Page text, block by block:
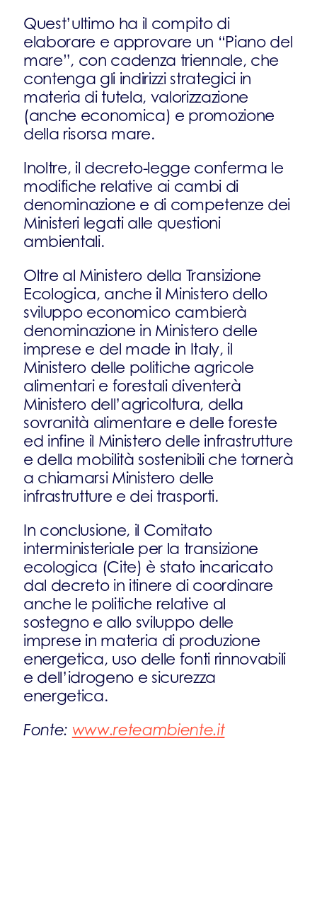
Quest’ultimo ha il compito di
elaborare e approvare un “Piano del
mare”, con cadenza triennale, che
contenga gli indirizzi strategici in
materia di tutela, valorizzazione
(anche economica) e promozione
della risorsa mare.
Inoltre, il decreto-legge conferma le
modifiche relative ai cambi di
denominazione e di competenze dei
Ministeri legati alle questioni
ambientali.
Oltre al Ministero della Transizione
Ecologica, anche il Ministero dello
sviluppo economico cambierà
denominazione in Ministero delle
imprese e del made in Italy, il
Ministero delle politiche agricole
alimentari e forestali diventerà
Ministero dell’agricoltura, della
sovranità alimentare e delle foreste
ed infine il Ministero delle infrastrutture
e della mobilità sostenibili che tornerà
a chiamarsi Ministero delle
infrastrutture e dei trasporti.
In conclusione, il Comitato
interministeriale per la transizione
ecologica (Cite) è stato incaricato
dal decreto in itinere di coordinare
anche le politiche relative al
sostegno e allo sviluppo delle
imprese in materia di produzione
energetica, uso delle fonti rinnovabili
e dell’idrogeno e sicurezza
energetica.
Fonte: www.reteambiente.it